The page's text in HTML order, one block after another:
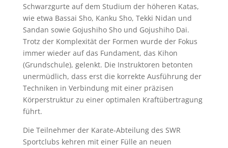
Schwarzgurte auf dem Studium der höheren Katas,
wie etwa Bassai Sho, Kanku Sho, Tekki Nidan und
Sandan sowie Gojushiho Sho und Gojushiho Dai.
Trotz der Komplexität der Formen wurde der Fokus
immer wieder auf das Fundament, das Kihon
(Grundschule), gelenkt. Die Instruktoren betonten
unermüdlich, dass erst die korrekte Ausführung der
Techniken in Verbindung mit einer präzisen
Körperstruktur zu einer optimalen Kraftübertragung
führt.
Die Teilnehmer der Karate-Abteilung des SWR
Sportclubs kehren mit einer Fülle an neuen